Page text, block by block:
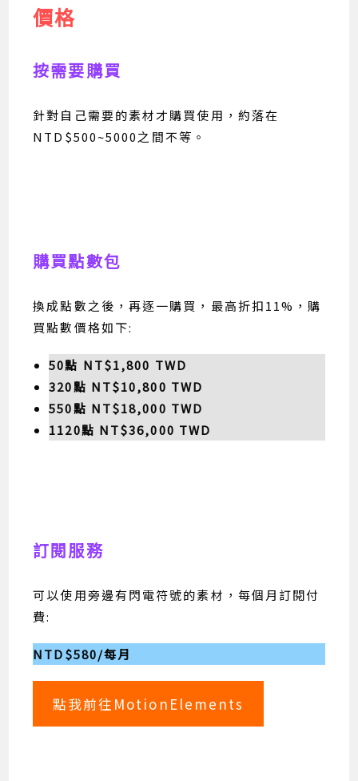
價格
按需要購買
針對自己需要的素材才購買使用，約落在
NTD$500~5000之間不等。
購買點數包
換成點數之後，再逐一購買，最高折扣11%，購
買點數價格如下:
50點 NT$1,800 TWD
320點 NT$10,800 TWD
550點 NT$18,000 TWD
1120點 NT$36,000 TWD
訂閱服務
可以使用旁邊有閃電符號的素材，每個月訂閱付
費:
NTD$580/每月
點我前往MotionElements